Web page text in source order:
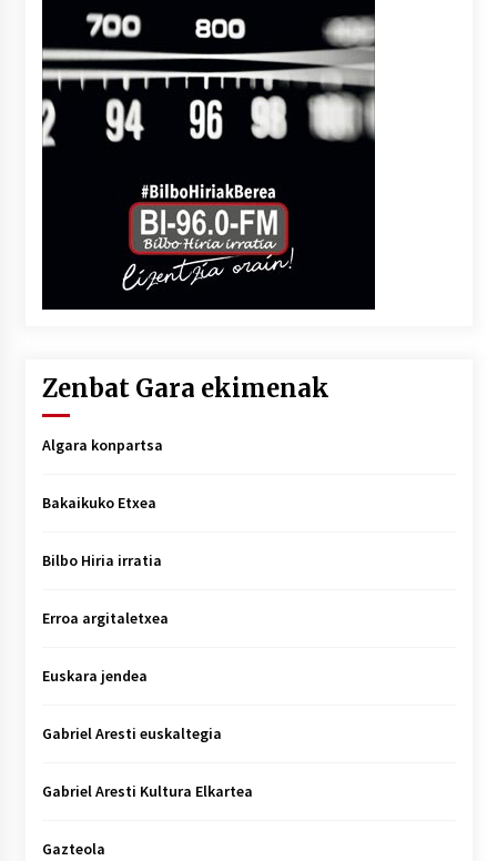
Zenbat Gara ekimenak
Algara konpartsa
Bakaikuko Etxea
Bilbo Hiria irratia
Erroa argitaletxea
Euskara jendea
Gabriel Aresti euskaltegia
Gabriel Aresti Kultura Elkartea
Gazteola